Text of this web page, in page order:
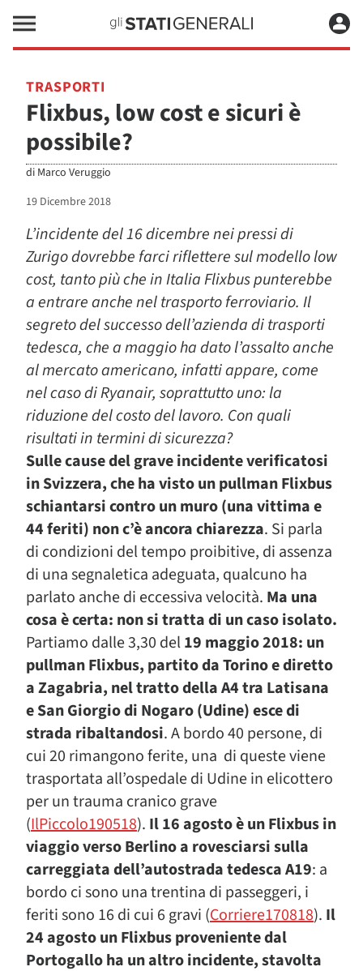
TRASPORTI
Flixbus, low cost e sicuri è
possibile?
di Marco Veruggio
19 Dicembre 2018
L’incidente del 16 dicembre nei pressi di
Zurigo dovrebbe farci riflettere sul modello low
cost, tanto più che in Italia Flixbus punterebbe
a entrare anche nel trasporto ferroviario. Il
segreto del successo dell’azienda di trasporti
tedesca, che a maggio ha dato l’assalto anche
al mercato americano, infatti appare, come
nel caso di Ryanair, soprattutto uno: la
riduzione del costo del lavoro. Con quali
risultati in termini di sicurezza?
Sulle cause del grave incidente verificatosi
in Svizzera, che ha visto un pullman Flixbus
schiantarsi contro un muro (una vittima e
44 feriti) non c’è ancora chiarezza. Si parla
di condizioni del tempo proibitive, di assenza
di una segnaletica adeguata, qualcuno ha
parlato anche di eccessiva velocità. Ma una
cosa è certa: non si tratta di un caso isolato.
Partiamo dalle 3,30 del19 maggio 2018: un
pullman Flixbus, partito da Torino e diretto
a Zagabria, nel tratto della A4 tra Latisana
e San Giorgio di Nogaro (Udine) esce di
strada ribaltandosi. A bordo 40 persone, di
cui 20 rimangono ferite, una di queste viene
trasportata all’ospedale di Udine in elicottero
per un trauma cranico grave
(IlPiccolo190518). Il 16 agosto è un Flixbus in
viaggio verso Berlino a rovesciarsi sulla
carreggiata dell’autostrada tedesca A19: a
bordo ci sono una trentina di passeggeri, i
feriti sono 16 di cui 6 gravi (Corriere170818). Il
24 agosto un Flixbus proveniente dal
Portogallo ha un altro incidente, stavolta